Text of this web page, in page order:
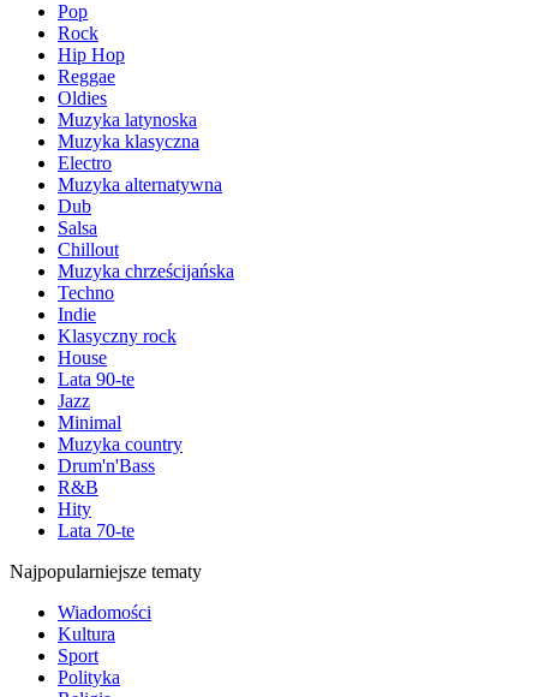
Pop
Rock
Hip Hop
Reggae
Oldies
Muzyka latynoska
Muzyka klasyczna
Electro
Muzyka alternatywna
Dub
Salsa
Chillout
Muzyka chrześcijańska
Techno
Indie
Klasyczny rock
House
Lata 90-te
Jazz
Minimal
Muzyka country
Drum'n'Bass
R&B
Hity
Lata 70-te
Najpopularniejsze tematy
Wiadomości
Kultura
Sport
Polityka